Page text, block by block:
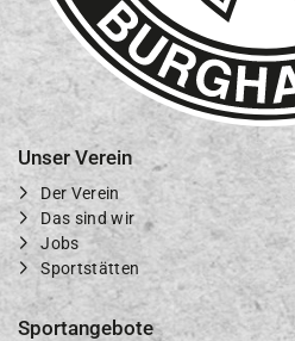
Unser Verein
Der Verein
Das sind wir
Jobs
Sportstätten
Sportangebote